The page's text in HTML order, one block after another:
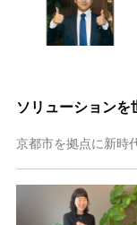
ソリューションを